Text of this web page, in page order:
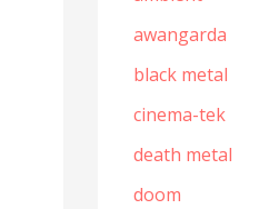
awangarda
black metal
cinema-tek
death metal
doom